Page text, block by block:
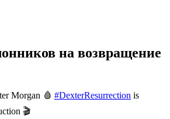
на возвращение
Morgan 🩸 #DexterResurrection is
🎬